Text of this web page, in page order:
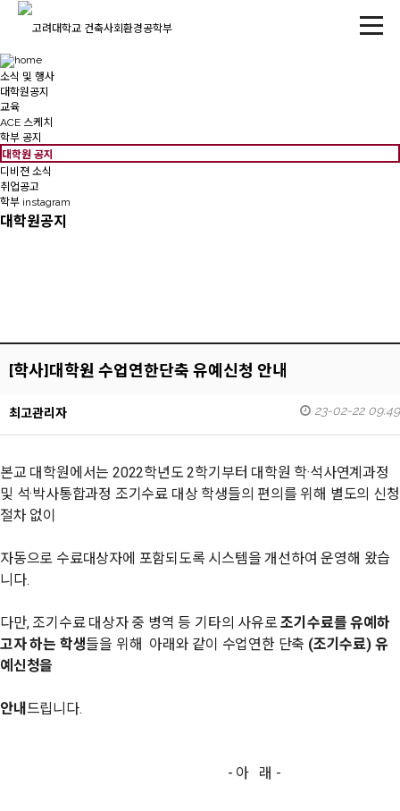
소식 및 행사
대학원공지
교육
ACE 스케치
학부 공지
대학원 공지
디비젼 소식
취업공고
학부 instagram
대학원공지
[학사]대학원 수업연한단축 유예신청 안내
최고관리자 23-02-22 09:49
본교 대학원에서는 2022학년도 2학기부터 대학원 학·석사연계과정
및 석·박사통합과정 조기수료 대상 학생들의 편의를 위해 별도의 신청
절차 없이
자동으로 수료대상자에 포함되도록 시스템을 개선하여 운영해 왔습
니다.
다만, 조기수료 대상자 중 병역 등 기타의 사유로조기수료를 유예하
고자 하는 학생들을 위해 아래와 같이 수업연한 단축 (조기수료) 유
예신청을
안내 드립니다.
- 아 래 -